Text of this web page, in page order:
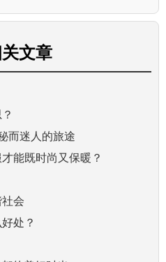
文章
而迷人的旅途
能既时尚又保暖？
会
处？